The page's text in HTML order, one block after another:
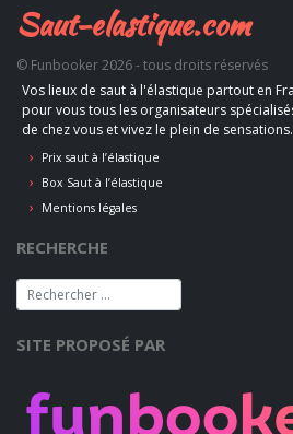
Saut-elastique.com
© Funbooker 2026 - tous droits réservés
Vos lieux de saut à l'élastique partout en
pour vous tous les organisateurs
de chez vous et vivez le plein de sensations.
Prix saut à l’élastique
Box Saut à l’élastique
Mentions légales
RECHERCHE
SITE PROPOSÉ PAR